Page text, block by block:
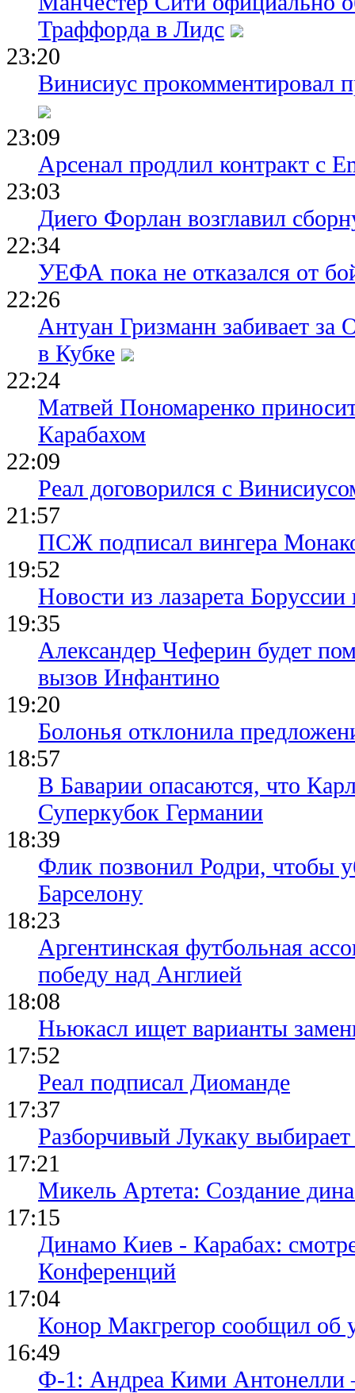
Траффорда в Лидс
23:20
Винисиус прокомментировал
23:09
Арсенал продлил контракт с
23:03
Диего Форлан возглавил
22:34
УЕФА пока не отказался от
22:26
Антуан Гризманн забивает за
в Кубке
22:24
Матвей Пономаренко
Карабахом
22:09
Реал договорился с
21:57
ПСЖ подписал вингера
19:52
Новости из лазарета
19:35
Александер Чеферин будет
вызов Инфантино
19:20
Болонья отклонила
18:57
В Баварии опасаются, что
Суперкубок Германии
18:39
Флик позвонил Родри, чтобы
Барселону
18:23
Аргентинская футбольная
победу над Англией
18:08
Ньюкасл ищет варианты
17:52
Реал подписал Диоманде
17:37
Разборчивый Лукаку
17:21
Микель Артета: Создание
17:15
Динамо Киев - Карабах:
Конференций
17:04
Конор Макгрегор сообщил об
16:49
Ф-1: Андреа Кими Антонелли